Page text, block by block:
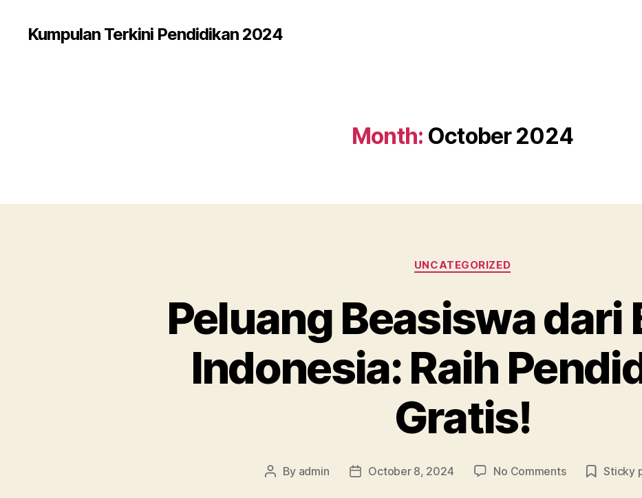
Kumpulan Terkini Pendidikan 2024
Month: October 2024
Categories
UNCATEGORIZED
Peluang Beasiswa dari
Indonesia: Raih
Gratis!
Post
By admin
PostOctober 8, 2024 No Commentson
Sticky